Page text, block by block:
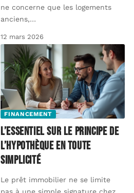
ne concerne que les logements
anciens,…
12 mars 2026
FINANCEMENT
L’essentiel sur le principe de
l’hypothèque en toute
simplicité
Le prêt immobilier ne se limite